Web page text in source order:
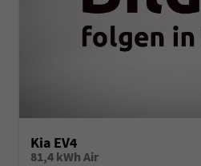
Kia EV4
81,4 kWh Air